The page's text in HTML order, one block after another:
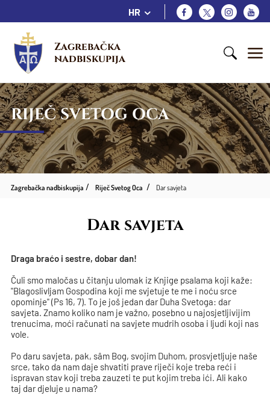
HR
Zagrebačka
nadbiskupija
RIJEČ SVETOG OCA
Zagrebačka nadbiskupija Riječ Svetog Oca Dar savjeta
Dar savjeta
Draga braćo i sestre, dobar dan!
Čuli smo maločas u čitanju ulomak iz Knjige psalama koji kaže:
"Blagoslivljam Gospodina koji me svjetuje te me i noću srce
opominje" (Ps 16, 7). To je još jedan dar Duha Svetoga: dar
savjeta. Znamo koliko nam je važno, posebno u najosjetljivijim
trenucima, moći računati na savjete mudrih osoba i ljudi koji nas
vole.
Po daru savjeta, pak, sâm Bog, svojim Duhom, prosvjetljuje naše
srce, tako da nam daje shvatiti prave riječi koje treba reći i
ispravan stav koji treba zauzeti te put kojim treba ići. Ali kako
taj dar djeluje u nama?